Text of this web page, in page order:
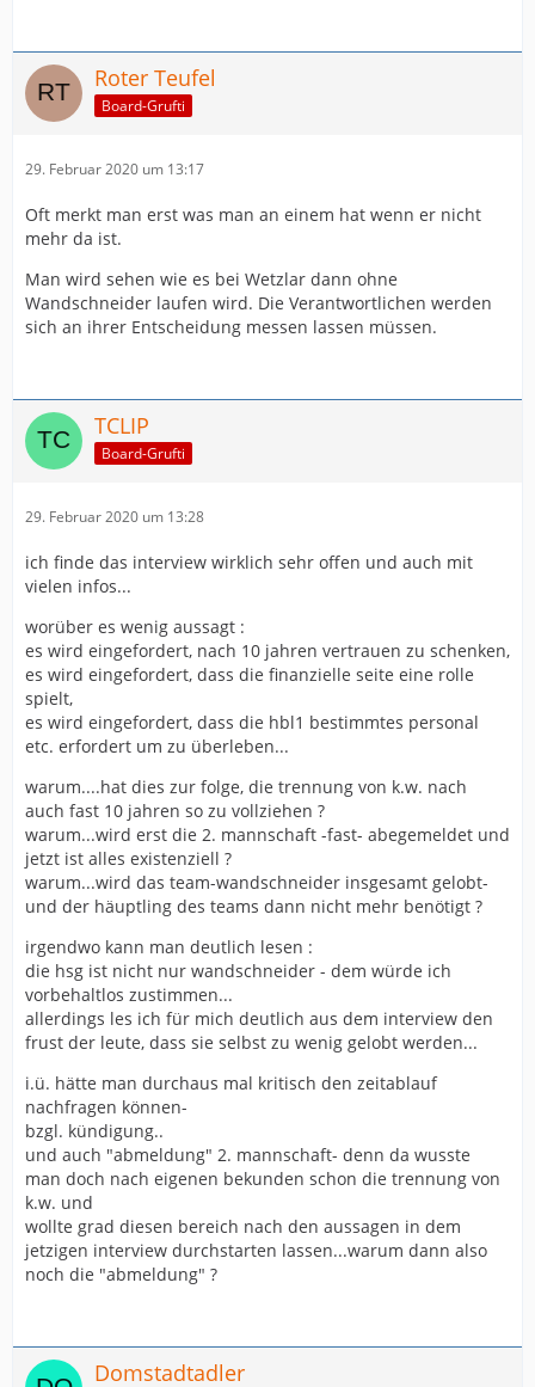
Roter Teufel
Board-Grufti
29. Februar 2020 um 13:17
Oft merkt man erst was man an einem hat wenn er nicht
mehr da ist.
Man wird sehen wie es bei Wetzlar dann ohne
Wandschneider laufen wird. Die Verantwortlichen werden
sich an ihrer Entscheidung messen lassen müssen.
TCLIP
Board-Grufti
29. Februar 2020 um 13:28
ich finde das interview wirklich sehr offen und auch mit
vielen infos...
worüber es wenig aussagt :
es wird eingefordert, nach 10 jahren vertrauen zu schenken,
es wird eingefordert, dass die finanzielle seite eine rolle
spielt,
es wird eingefordert, dass die hbl1 bestimmtes personal
etc. erfordert um zu überleben...
warum....hat dies zur folge, die trennung von k.w. nach
auch fast 10 jahren so zu vollziehen ?
warum...wird erst die 2. mannschaft -fast- abegemeldet und
jetzt ist alles existenziell ?
warum...wird das team-wandschneider insgesamt gelobt-
und der häuptling des teams dann nicht mehr benötigt ?
irgendwo kann man deutlich lesen :
die hsg ist nicht nur wandschneider - dem würde ich
vorbehaltlos zustimmen...
allerdings les ich für mich deutlich aus dem interview den
frust der leute, dass sie selbst zu wenig gelobt werden...
i.ü. hätte man durchaus mal kritisch den zeitablauf
nachfragen können-
bzgl. kündigung..
und auch "abmeldung" 2. mannschaft- denn da wusste
man doch nach eigenen bekunden schon die trennung von
k.w. und
wollte grad diesen bereich nach den aussagen in dem
jetzigen interview durchstarten lassen...warum dann also
noch die "abmeldung" ?
Domstadtadler